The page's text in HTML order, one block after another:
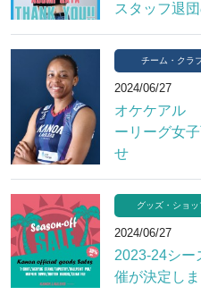
スタッフ退
チーム・クラ
2024/06/27
オケケアル
ーリーグ女
せ
グッズ・ショッ
2024/06/27
2023-24シー
催が決定しま